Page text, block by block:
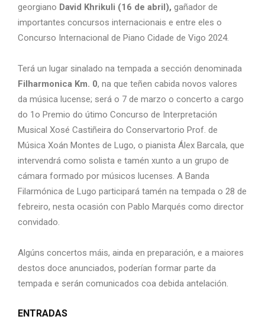
georgiano David Khrikuli (16 de abril), gañador de
importantes concursos internacionais e entre eles o
Concurso Internacional de Piano Cidade de Vigo 2024.
Terá un lugar sinalado na tempada a sección denominada
Filharmonica Km. 0, na que teñen cabida novos valores
da música lucense; será o 7 de marzo o concerto a cargo
do 1o Premio do útimo Concurso de Interpretación
Musical Xosé Castiñeira do Conservartorio Prof. de
Música Xoán Montes de Lugo, o pianista Álex Barcala, que
intervendrá como solista e tamén xunto a un grupo de
cámara formado por músicos lucenses. A Banda
Filarmónica de Lugo participará tamén na tempada o 28 de
febreiro, nesta ocasión con Pablo Marqués como director
convidado.
Algúns concertos máis, ainda en preparación, e a maiores
destos doce anunciados, poderían formar parte da
tempada e serán comunicados coa debida antelación.
ENTRADAS